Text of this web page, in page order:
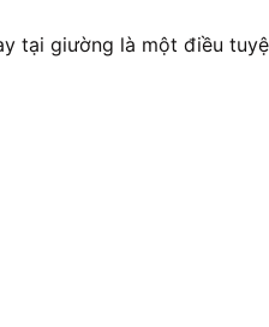
tại giường là một điều